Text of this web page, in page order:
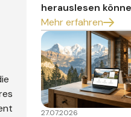
herauslesen
Mehr erfahren
27.07.2026